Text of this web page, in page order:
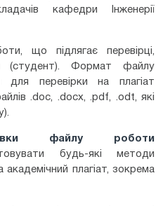
кафедри Інженерії
що підлягає перевірці,
(студент). Формат файлу
для перевірки на плагіат
.doc, .docx, .pdf, .odt, які
файлу роботи
будь-які методи
академічний плагіат, зокрема